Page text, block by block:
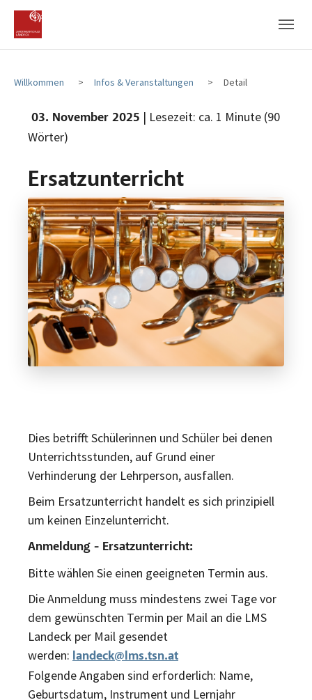
Zum Hauptinhalt
Zum Fußbereich
Willkommen Infos & Veranstaltungen Detail
03. November 2025 | Lesezeit: ca. 1 Minute (90
Wörter)
Ersatzunterricht
Dies betrifft Schülerinnen und Schüler bei denen
Unterrichtsstunden, auf Grund einer
Verhinderung der Lehrperson, ausfallen.
Beim Ersatzunterricht handelt es sich prinzipiell
um keinen Einzelunterricht.
Anmeldung - Ersatzunterricht:
Bitte wählen Sie einen geeigneten Termin aus.
Die Anmeldung muss mindestens zwei Tage vor
dem gewünschten Termin per Mail an die LMS
Landeck per Mail gesendet
werden: landeck@lms.tsn.at
Folgende Angaben sind erforderlich: Name,
Geburtsdatum, Instrument und Lernjahr